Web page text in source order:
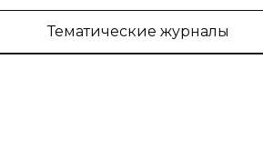
Тематические журналы